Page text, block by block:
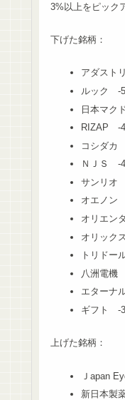
3%以上をピック
下げた銘柄：
アダスト
ルック -
日本マク
RIZAP -
コシダカ
ＮＪＳ -
サンリオ
オエノン
オリエン
オリック
トリドー
八洲電機
エターナ
ギフト -
上げた銘柄：
Ｊapan
新日本製